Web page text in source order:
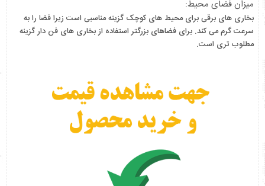
میزان فضای محیط:
بخاری های برقی برای محیط های کوچک گزینه مناسبی است زیرا فضا را به
سرعت گرم می کند. برای فضاهای بزرگتر استفاده از بخاری های فن دار گزینه
مطلوب تری است.